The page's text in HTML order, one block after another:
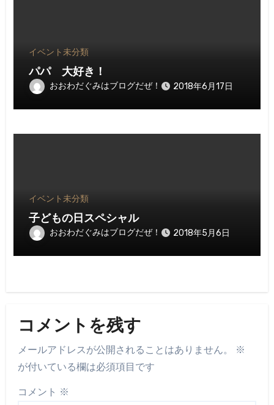
イベント未分類
パパ 大好き！
おおわだぐみはブログだぜ！ 2018年6月17日
イベント未分類
子どもの日スペシャル
おおわだぐみはブログだぜ！ 2018年5月6日
コメントを残す
メールアドレスが公開されることはありません。
※
が付いている欄は必須項目です
コメント ※